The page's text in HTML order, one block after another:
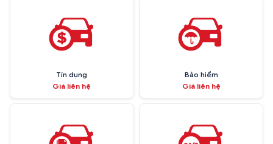
Tín dụng
Giá liên hệ
Bảo hiểm
Giá liên hệ